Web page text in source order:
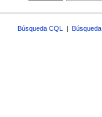
Búsqueda CQL